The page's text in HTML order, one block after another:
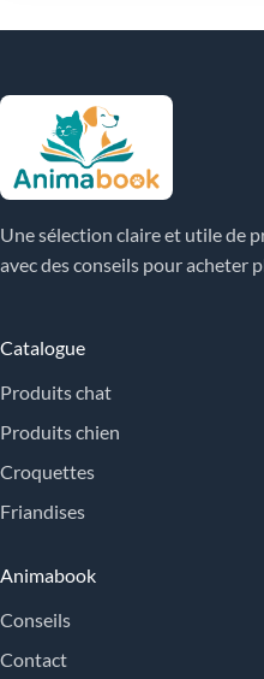
Une sélection claire et utile de
avec des conseils pour acheter
Catalogue
Produits chat
Produits chien
Croquettes
Friandises
Animabook
Conseils
Contact